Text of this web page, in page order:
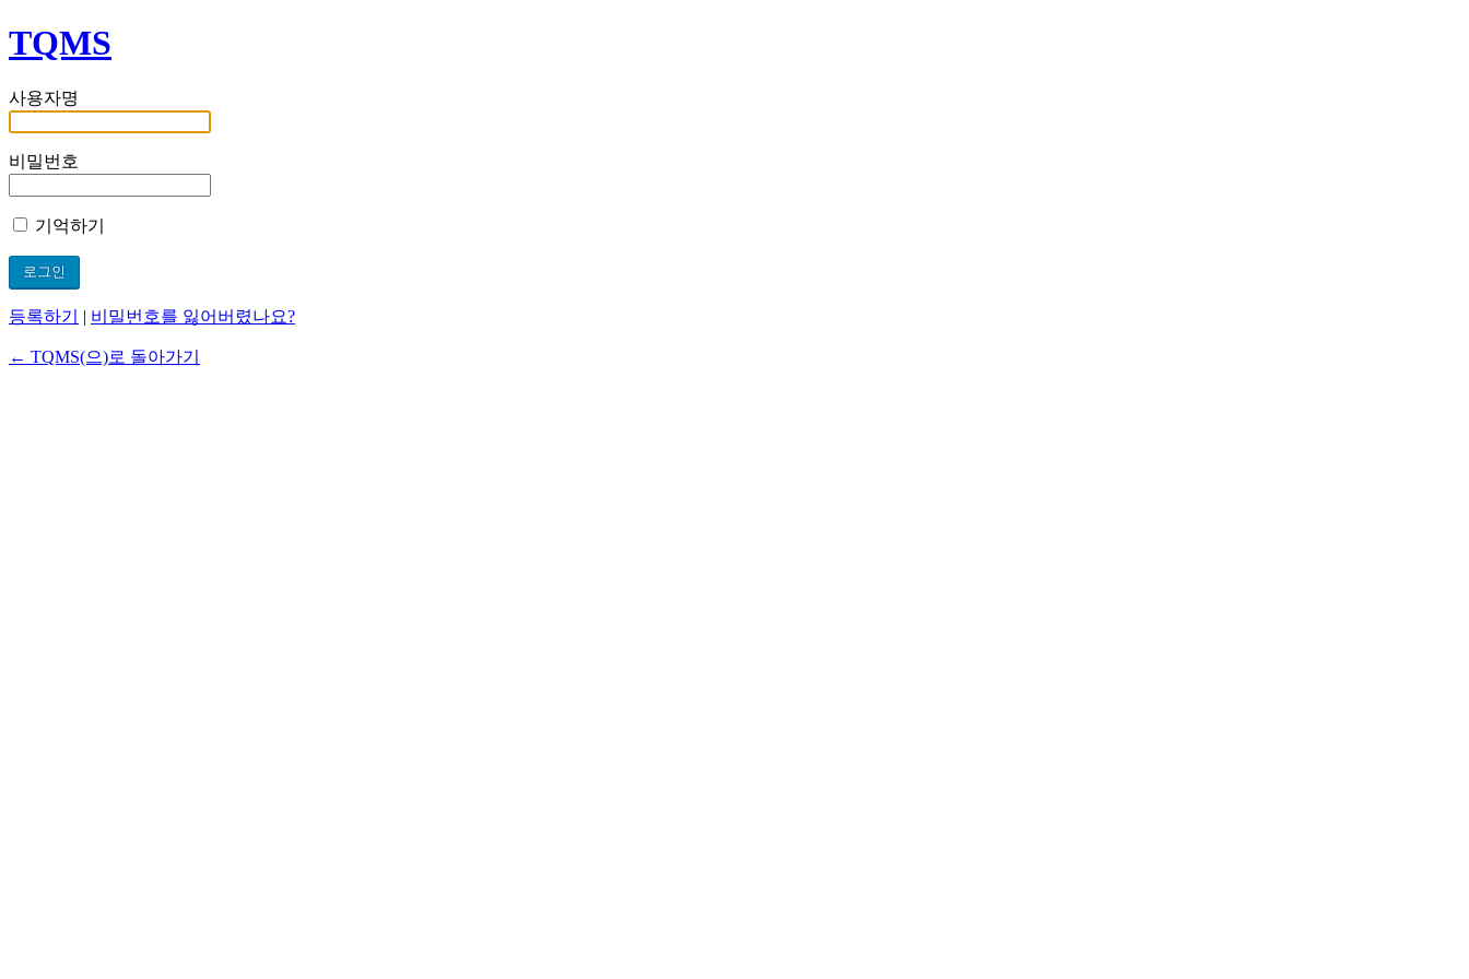
TQMS
사용자명
비밀번호
기억하기
등록하기 | 비밀번호를 잃어버렸나요?
← TQMS(으)로 돌아가기